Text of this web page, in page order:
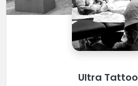
Ultra Tattoo